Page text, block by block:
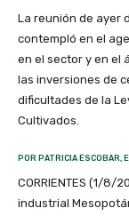
La reunión de ayer
contempló en el
en el sector y en el
las inversiones de
dificultades de la
Cultivados.
POR PATRICIA ESCOBAR,
CORRIENTES (1/8/
industrial